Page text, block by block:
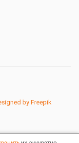
by Freepik